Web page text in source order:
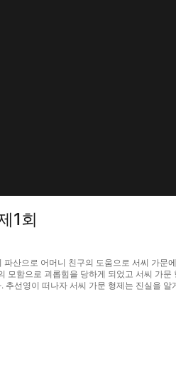
1회
산으로 어머니 친구의 도움으로 서씨 가
모함으로 괴롭힘을 당하게 되었고 서씨 가
선영이 떠나자 서씨 가문 형제는 진실을